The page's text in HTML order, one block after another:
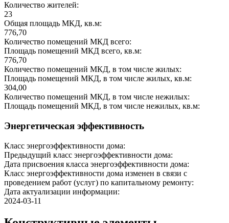
Количество жителей:
23
Общая площадь МКД, кв.м:
776,70
Количество помещений МКД всего:
Площадь помещений МКД всего, кв.м:
776,70
Количество помещений МКД, в том числе жилых:
Площадь помещений МКД, в том числе жилых, кв.м:
304,00
Количество помещений МКД, в том числе нежилых:
Площадь помещений МКД, в том числе нежилых, кв.м:
Энергетическая эффективность
Класс энергоэффективности дома:
Предыдущий класс энергоэффективности дома:
Дата присвоения класса энергоэффективности дома:
Класс энергоэффективности дома изменен в связи с
проведением работ (услуг) по капитальному ремонту:
Дата актуализации информации:
2024-03-11